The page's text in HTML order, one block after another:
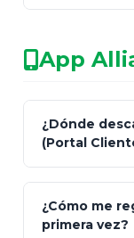
patrimonio
redes sociales.
Fiscalidad
App
¿Dónde
(Portal
Client"
¿Cómo me
primera vez?